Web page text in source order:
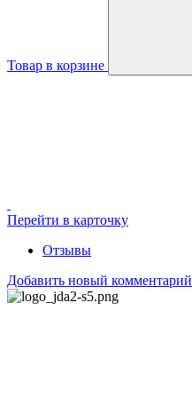
Товар в корзине
Перейти в карточку
Отзывы
Добавить новый комментарий